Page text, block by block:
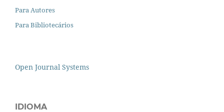
Para Autores
Para Bibliotecários
Open Journal Systems
IDIOMA